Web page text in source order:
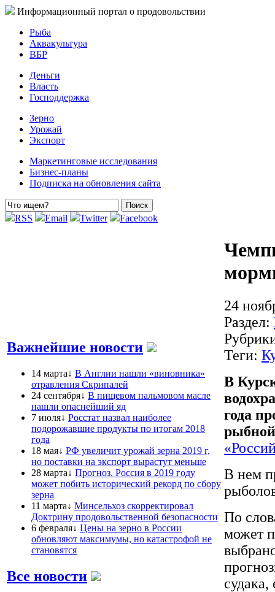
Информационный портал о продовольствии
Рыба
Аквакультура
ВБР
Деньги
Власть
Господдержка
Зерно
Урожай
Экспорт
Маркетинговые исследования
Бизнес-планы
Подписка на обновления сайта
RSS Email Twitter Facebook
Важнейшие новости
14 марта↓ В Англии нашли «виновника»
отравления Скрипалей
24 сентября↓ В пищевом пальмовом масле
нашли опаснейший яд
7 июля↓ Росстат назвал наиболее
подорожавшие продукты по итогам 2018
года
18 мая↓ РФ увеличит урожай зерна 2019 г,
но поставки на экспорт вырастут меньше
28 марта↓ Прогноз. Россия в 2019 году
может побить исторический рекорд по сбору
зерна
11 марта↓ Минсельхоз скорректировал
Доктрину продовольственной безопасности
6 февраля↓ Цены на зерно в России
обновляют максимумы, но катастрофой не
становятся
Все новости
24
Раздел:
Теги:
В
года
В нем
По
может